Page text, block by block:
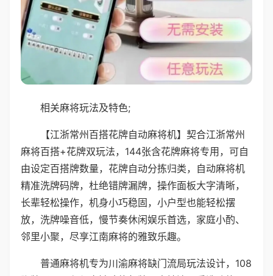
相关麻将玩法及特色;
【江浙常州百搭花牌自动麻将机】契合江浙常州
麻将百搭+花牌双玩法，144张含花牌麻将专用，可自
由设定百搭牌数量，花牌自动分拣归类，自动麻将机
精准洗牌码牌，杜绝错牌漏牌，操作面板大字清晰，
长辈轻松操作，机身小巧稳固，小户型也能轻松摆
放，洗牌噪音低，慢节奏休闲娱乐首选，家庭小酌、
邻里小聚，尽享江南麻将的雅致乐趣。
普通麻将机专为川渝麻将缺门流局玩法设计，108